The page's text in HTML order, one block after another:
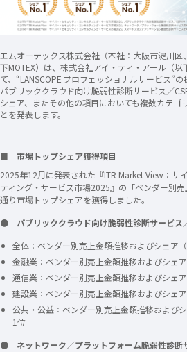
エムオーテックス株式会社（本社：大阪市淀川
下MOTEX）は、株式会社アイ・ティ・アール（
て、“LANSCOPE プロフェッショナルサービス”
パブリッククラウド向け脆弱性診断サービス／
シェア、またその他の項目においても複数カテゴ
とを発表します。
■ 市場トップシェア獲得項目
2025年12月に発表された『ITR Market View：サ
ティング・サービス市場2025』の「ベンダー別
通り市場トップシェアを獲得しました。
● パブリッククラウド向け脆弱性診断サービス
全体：ベンダー別売上金額推移およびシェア
金融業：ベンダー別売上金額推移およびシェ
通信業：ベンダー別売上金額推移およびシェ
建設業：ベンダー別売上金額推移およびシェ
公共・公益：ベンダー別売上金額推移および
1位
● ネットワーク／プラットフォーム脆弱性診断